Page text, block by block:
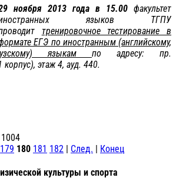
ноября 2013 года в 15.00 факультет
языков ТГПУ
тренировочное тестирование в
ЕГЭ по иностранным (английскому,
языкам по адресу: пр.
этаж 4, ауд. 440.
179 180 181 182 | След. | Конец
культуры и спорта